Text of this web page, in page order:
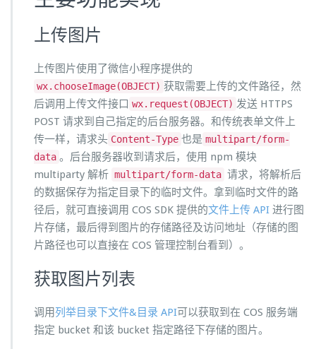
上传图片
上传图片使用了微信小程序提供的
wx.chooseImage(OBJECT) 获取需要上传的文件路径，然
后调用上传文件接口 wx.request(OBJECT) 发送 HTTPS
POST 请求到自己指定的后台服务器。和传统表单文件上
传一样，请求头 Content-Type 也是 multipart/form-
data 。后台服务器收到请求后，使用 npm 模块
multiparty 解析 multipart/form-data 请求，将解析后
的数据保存为指定目录下的临时文件。拿到临时文件的路
径后，就可直接调用 COS SDK 提供的文件上传 API 进行图
片存储，最后得到图片的存储路径及访问地址（存储的图
片路径也可以直接在 COS 管理控制台看到）。
获取图片列表
调用列举目录下文件&目录 API可以获取到在 COS 服务端
指定 bucket 和该 bucket 指定路径下存储的图片。